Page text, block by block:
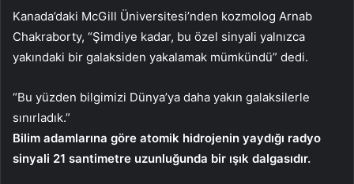
Kanada’daki McGill Üniversitesi’nden kozmolog Arnab
Chakraborty, “Şimdiye kadar, bu özel sinyali yalnızca
yakındaki bir galaksiden yakalamak mümkündü” dedi.
“Bu yüzden bilgimizi Dünya’ya daha yakın galaksilerle
sınırladık.”
Bilim adamlarına göre atomik hidrojenin yaydığı radyo
sinyali 21 santimetre uzunluğunda bir ışık dalgasıdır.